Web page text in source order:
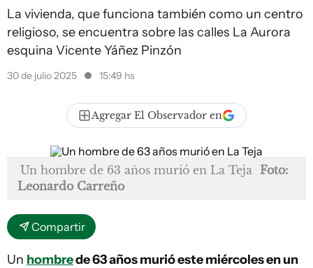
La vivienda, que funciona también como un centro
religioso, se encuentra sobre las calles La Aurora
esquina Vicente Yáñez Pinzón
30 de julio 2025 15:49 hs
Agregar El Observador en
Un hombre de 63 años murió en La Teja Foto:
Leonardo Carreño
Compartir
Un hombrede 63 años murió este miércoles en un